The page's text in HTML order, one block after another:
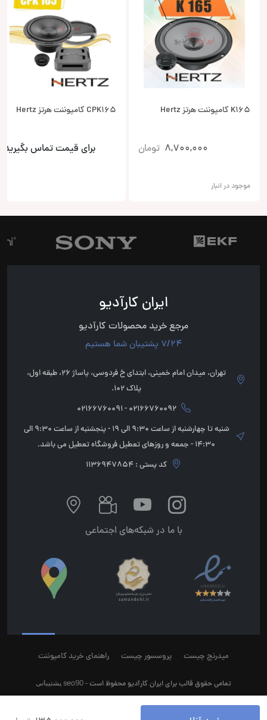
K165 کامپوننت هرتز Hertz
8,700,000 تومان
موجود در انبار
CPK165 کامپوننت هرتز Hertz
برای قیمت تماس بگیرید
ایران کارآدیو
مرجع خرید محصولات کارآدیو
7/24 پشتیبان شما هستیم
تهران، میدان امام خمینی، ابتدای خ فردوسی، پاساژ 26، طبقه اول،
پلاک 102.
02166760092 - 02166760091
شنبه تا چهارشنبه از ساعت 9:30 الی 19 - پنجشنبه از ساعت 9:30 الی
14:30 - جمعه و روزهای تعطیل فروشگاه تعطیل می باشد.
کد پستی : 1136947854
با ما در شبکه‌های اجتماعی
میدرنج چیست پروسسور چیست راهنمای خرید کامپوننت
تمامی حقوق قالب برای ایران کارآدیو محفوظ است -seo90پشتیبانی